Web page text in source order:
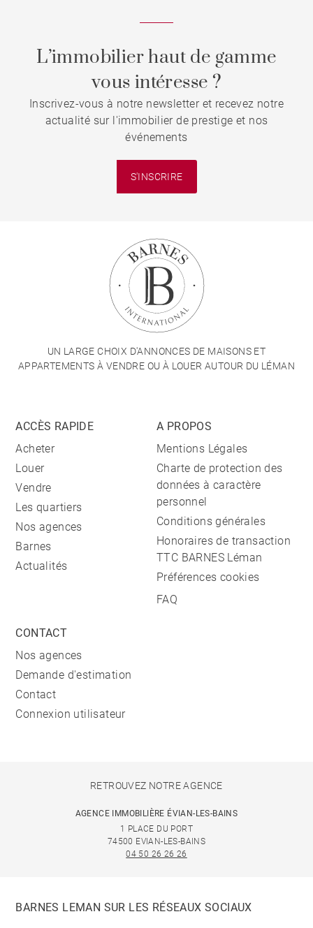
L’immobilier haut de gamme
vous intéresse ?
Inscrivez-vous à notre newsletter et recevez notre
actualité sur l'immobilier de prestige et nos
événements
S'INSCRIRE
UN LARGE CHOIX D'ANNONCES DE MAISONS ET
APPARTEMENTS À VENDRE OU À LOUER AUTOUR DU LÉMAN
ACCÈS RAPIDE
Acheter
Louer
Vendre
Les quartiers
Nos agences
Barnes
Actualités
A PROPOS
Mentions Légales
Charte de protection des
données à caractère
personnel
Conditions générales
Honoraires de transaction
TTC BARNES Léman
Préférences cookies
FAQ
CONTACT
Nos agences
Demande d'estimation
Contact
Connexion utilisateur
RETROUVEZ NOTRE AGENCE
AGENCE IMMOBILIÈRE ÉVIAN-LES-BAINS
1 PLACE DU PORT
74500 EVIAN-LES-BAINS
04 50 26 26 26
BARNES LEMAN SUR LES RÉSEAUX SOCIAUX